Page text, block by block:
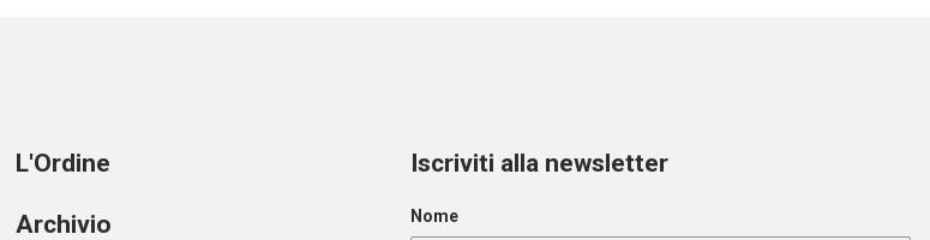
L'Ordine
Archivio
Iscriviti alla newsletter
Nome